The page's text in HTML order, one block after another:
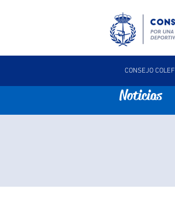
CONSEJO COLEF
Noticias